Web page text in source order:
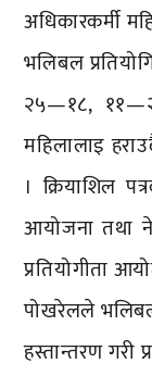
अधिकारकर्मी
भलिबल
२५—१८,
महिलालाइ
। क्रियाशिल
आयोजना तथा
प्रतियोगीता
पोखरेलले
हस्तान्तरण गरी